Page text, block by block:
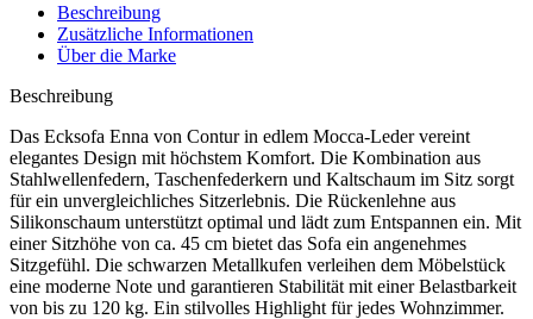
Beschreibung
Zusätzliche Informationen
Über die Marke
Beschreibung
Das Ecksofa Enna von Contur in edlem Mocca-Leder vereint
elegantes Design mit höchstem Komfort. Die Kombination aus
Stahlwellenfedern, Taschenfederkern und Kaltschaum im Sitz sorgt
für ein unvergleichliches Sitzerlebnis. Die Rückenlehne aus
Silikonschaum unterstützt optimal und lädt zum Entspannen ein. Mit
einer Sitzhöhe von ca. 45 cm bietet das Sofa ein angenehmes
Sitzgefühl. Die schwarzen Metallkufen verleihen dem Möbelstück
eine moderne Note und garantieren Stabilität mit einer Belastbarkeit
von bis zu 120 kg. Ein stilvolles Highlight für jedes Wohnzimmer.